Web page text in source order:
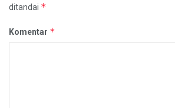
ditandai *
Komentar *